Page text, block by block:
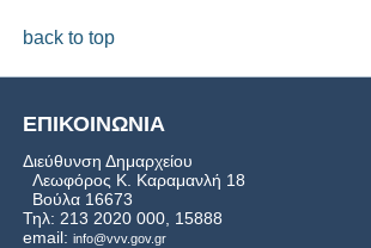
back to top
ΕΠΙΚΟΙΝΩΝΙΑ
Διεύθυνση Δημαρχείου
Λεωφόρος Κ. Καραμανλή 18
Βούλα 16673
Τηλ: 213 2020 000, 15888
email: info@vvv.gov.gr